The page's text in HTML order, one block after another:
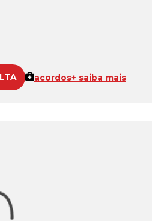
acordos+ saiba mais